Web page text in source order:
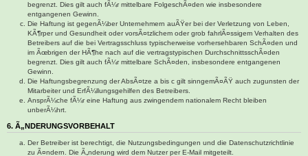
begrenzt. Dies gilt auch fÃ¼r mittelbare FolgeschÃ¤den wie insbesondere
entgangenen Gewinn.
Die Haftung ist gegenÃ¼ber Unternehmern auÃŸer bei der Verletzung von Leben,
KÃ¶rper und Gesundheit oder vorsÃ¤tzlichem oder grob fahrlÃ¤ssigem Verhalten des
Betreibers auf die bei Vertragsschluss typischerweise vorhersehbaren SchÃ¤den und
im Ãœbrigen der HÃ¶he nach auf die vertragstypischen DurchschnittsschÃ¤den
begrenzt. Dies gilt auch fÃ¼r mittelbare SchÃ¤den, insbesondere entgangenen
Gewinn.
Die Haftungsbegrenzung der AbsÃ¤tze a bis c gilt sinngemÃ¤ÃŸ auch zugunsten der
Mitarbeiter und ErfÃ¼llungsgehilfen des Betreibers.
AnsprÃ¼che fÃ¼r eine Haftung aus zwingendem nationalem Recht bleiben
unberÃ¼hrt.
6. Ã„NDERUNGSVORBEHALT
Der Betreiber ist berechtigt, die Nutzungsbedingungen und die Datenschutzrichtlinie
zu Ã¤ndern. Die Ã„nderung wird dem Nutzer per E-Mail mitgeteilt.